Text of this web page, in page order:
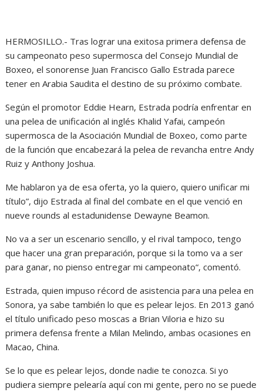
HERMOSILLO.- Tras lograr una exitosa primera defensa de
su campeonato peso supermosca del Consejo Mundial de
Boxeo, el sonorense Juan Francisco Gallo Estrada parece
tener en Arabia Saudita el destino de su próximo combate.
Según el promotor Eddie Hearn, Estrada podría enfrentar en
una pelea de unificación al inglés Khalid Yafai, campeón
supermosca de la Asociación Mundial de Boxeo, como parte
de la función que encabezará la pelea de revancha entre Andy
Ruiz y Anthony Joshua.
Me hablaron ya de esa oferta, yo la quiero, quiero unificar mi
título”, dijo Estrada al final del combate en el que venció en
nueve rounds al estadunidense Dewayne Beamon.
No va a ser un escenario sencillo, y el rival tampoco, tengo
que hacer una gran preparación, porque si la tomo va a ser
para ganar, no pienso entregar mi campeonato“, comentó.
Estrada, quien impuso récord de asistencia para una pelea en
Sonora, ya sabe también lo que es pelear lejos. En 2013 ganó
el título unificado peso moscas a Brian Viloria e hizo su
primera defensa frente a Milan Melindo, ambas ocasiones en
Macao, China.
Se lo que es pelear lejos, donde nadie te conozca. Si yo
pudiera siempre pelearía aquí con mi gente, pero no se puede